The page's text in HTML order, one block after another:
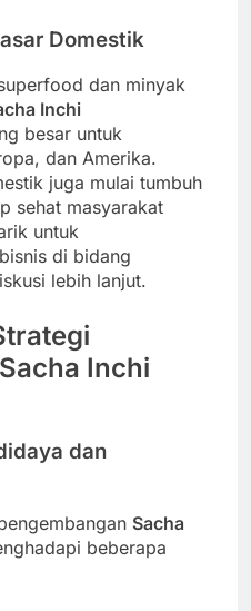
Domestik
dan minyak
Inchi
besar untuk
dan Amerika.
juga mulai tumbuh
sehat masyarakat
untuk
di bidang
lebih lanjut.
Inchi
dan
Sacha
beberapa